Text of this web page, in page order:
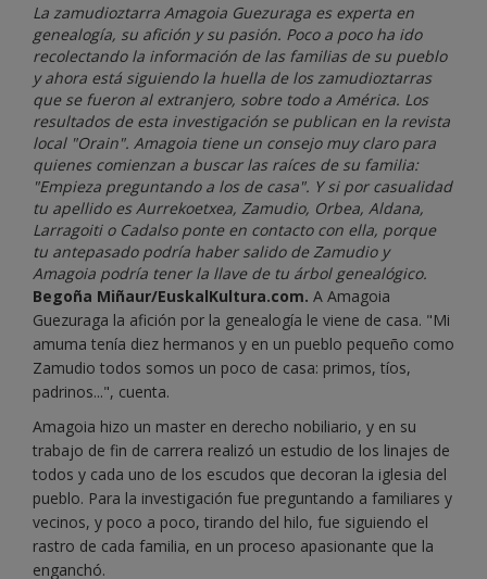
La zamudioztarra Amagoia Guezuraga es experta en
genealogía, su afición y su pasión. Poco a poco ha ido
recolectando la información de las familias de su pueblo
y ahora está siguiendo la huella de los zamudioztarras
que se fueron al extranjero, sobre todo a América. Los
resultados de esta investigación se publican en la revista
local "Orain". Amagoia tiene un consejo muy claro para
quienes comienzan a buscar las raíces de su familia:
"Empieza preguntando a los de casa". Y si por casualidad
tu apellido es Aurrekoetxea, Zamudio, Orbea, Aldana,
Larragoiti o Cadalso ponte en contacto con ella, porque
tu antepasado podría haber salido de Zamudio y
Amagoia podría tener la llave de tu árbol genealógico.
Begoña Miñaur/EuskalKultura.com. A Amagoia
Guezuraga la afición por la genealogía le viene de casa. "Mi
amuma tenía diez hermanos y en un pueblo pequeño como
Zamudio todos somos un poco de casa: primos, tíos,
padrinos...", cuenta.
Amagoia hizo un master en derecho nobiliario, y en su
trabajo de fin de carrera realizó un estudio de los linajes de
todos y cada uno de los escudos que decoran la iglesia del
pueblo. Para la investigación fue preguntando a familiares y
vecinos, y poco a poco, tirando del hilo, fue siguiendo el
rastro de cada familia, en un proceso apasionante que la
enganchó.